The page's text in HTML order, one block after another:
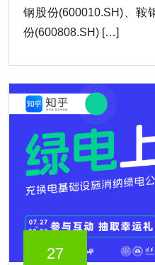
钢股份(600010.SH)、鞍
份(600808.SH) […]
27